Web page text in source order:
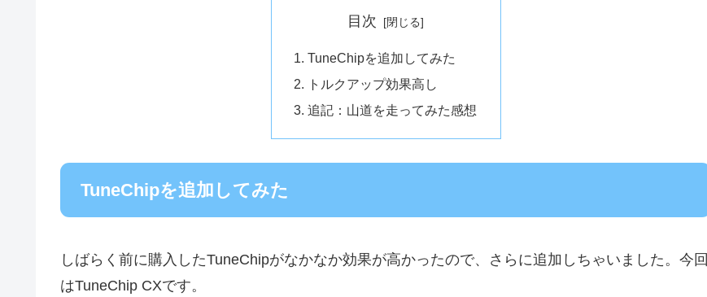
目次
TuneChipを追加してみた
トルクアップ効果高し
追記：山道を走ってみた感想
TuneChipを追加してみた
しばらく前に購入したTuneChipがなかなか効果が高かったので、さらに追加しちゃいました。今回
はTuneChip CXです。